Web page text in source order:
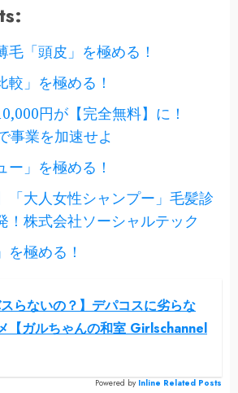
毛「頭皮」を極める！
較」を極める！
円が【完全無料】に！
業を加速せよ
ー」を極める！
「大人女性シャンプー」毛髪診
！株式会社ソーシャルテック
を極める！
スらないの？】デパコスに劣らな
【ガルちゃんの和室 Girlschannel
Powered by Inline Related Posts